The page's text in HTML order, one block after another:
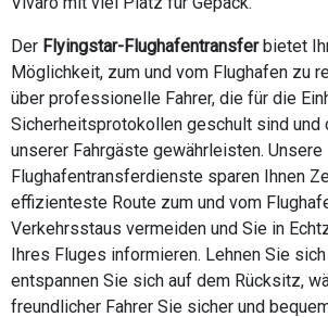
Der Flyingstar-Flughafentransferbietet
Möglichkeit, zum und vom Flughafen zu
über professionelle Fahrer, die für die
Sicherheitsprotokollen geschult sind und
unserer Fahrgäste gewährleisten. Unsere
Flughafentransferdienste sparen Ihnen
effizienteste Route zum und vom
Verkehrsstaus vermeiden und Sie in
Ihres Fluges informieren. Lehnen Sie
entspannen Sie sich auf dem Rücksitz,
freundlicher Fahrer Sie sicher und